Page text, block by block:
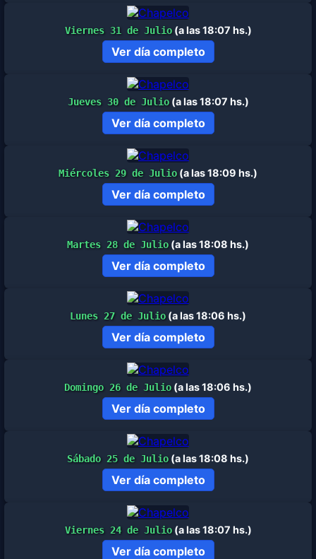
Viernes 31 de Julio(a las 18:07 hs.)
Ver día completo
Jueves 30 de Julio(a las 18:07 hs.)
Ver día completo
Miércoles 29 de Julio (a las 18:09 hs.)
Ver día completo
Martes 28 de Julio (a las 18:08 hs.)
Ver día completo
Lunes 27 de Julio (a las 18:06 hs.)
Ver día completo
Domingo 26 de Julio (a las 18:06 hs.)
Ver día completo
Sábado 25 de Julio (a las 18:08 hs.)
Ver día completo
Viernes 24 de Julio(a las 18:07 hs.)
Ver día completo